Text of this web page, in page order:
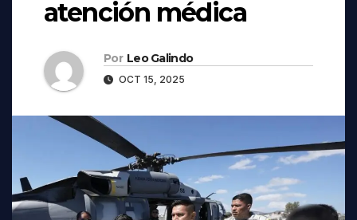
atención médica
Por Leo Galindo
OCT 15, 2025